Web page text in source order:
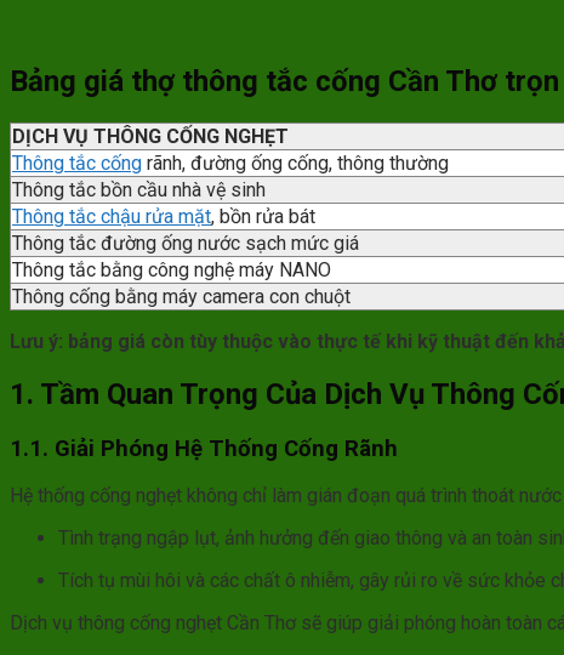
Bảng giá thợ thông tắc cống Cần Thơ
DỊCH VỤ THÔNG CỐNG NGHẸT
Thông tắc cống rãnh, đường ống cống, thông thường
Thông tắc bồn cầu nhà vệ sinh
Thông tắc chậu rửa mặt, bồn rửa bát
Thông tắc đường ống nước sạch mức giá
Thông tắc bằng công nghệ máy NANO
Thông cống bằng máy camera con chuột
Lưu ý: bảng giá còn tùy thuộc vào thực tế khi kỹ thuật đến
1. Tầm Quan Trọng Của Dịch Vụ Thông
1.1. Giải Phóng Hệ Thống Cống Rãnh
Hệ thống cống nghẹt không chỉ làm gián đoạn quá trình thoát
Tình trạng ngập lụt, ảnh hưởng đến giao thông và an toàn
Tích tụ mùi hôi và các chất ô nhiễm, gây rủi ro về sức khỏe
Dịch vụ thông cống nghẹt Cần Thơ sẽ giúp giải phóng hoàn toàn